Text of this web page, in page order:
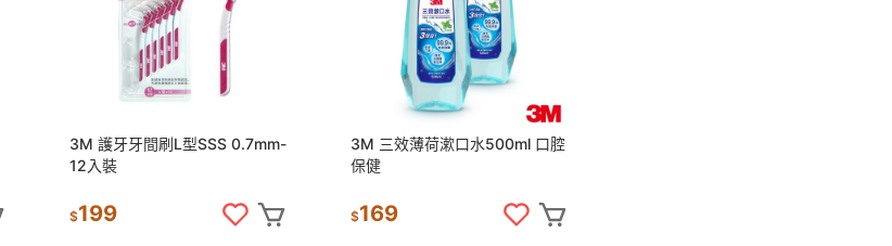
3M 護牙牙間刷L型SSS 0.7mm-
12入裝
$199
3M 三效薄荷漱口水500ml 口腔
保健
$169